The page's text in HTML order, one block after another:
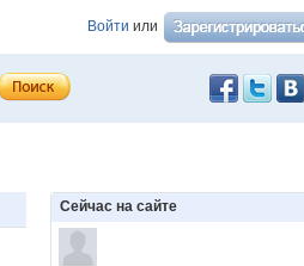
Войти или
Сейчас на сайте